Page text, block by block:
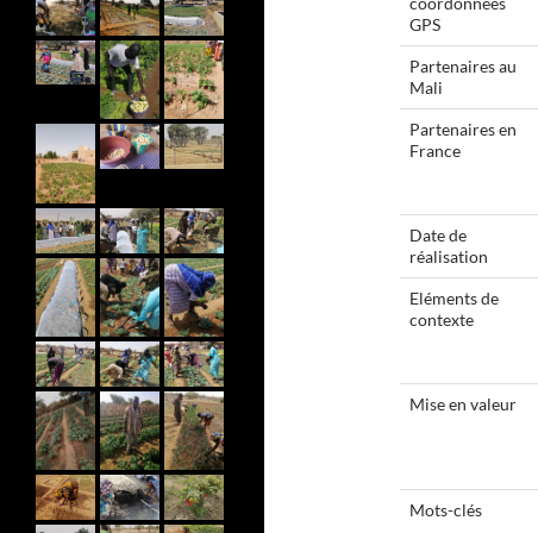
GPS
Partenaires au
Mali
Partenaires en
France
Date de
réalisation
Eléments de
contexte
Mise en valeur
Mots-clés